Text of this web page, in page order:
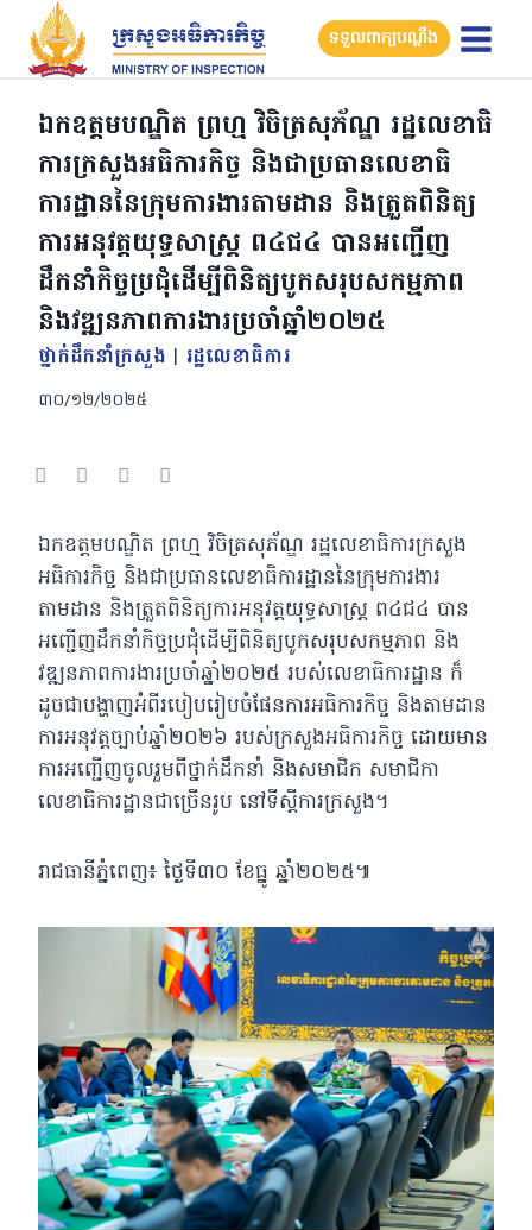
Skip
content
ទទួលពាក្យបណ្តឹង
ឯកឧត្តមបណ្ឌិត ព្រហ្ម វិចិត្រសុភ័ណ្ឌ រដ្ឋលេខាធិ
ការក្រសួងអធិការកិច្ច និងជាប្រធានលេខាធិ
ការដ្ឋាននៃក្រុមការងារតាមដាន និងត្រួតពិនិត្យ
ការអនុវត្តយុទ្ធសាស្រ្ត ព៤ជ៤ បានអញ្ជើញ
ដឹកនាំកិច្ចប្រជុំដើម្បីពិនិត្យបូកសរុបសកម្មភាព
និងវឌ្ឍនភាពការងារប្រចាំឆ្នាំ២០២៥
ថ្នាក់ដឹកនាំក្រសួង | រដ្ឋលេខាធិការ
៣០/១២/២០២៥
ឯកឧត្តមបណ្ឌិត ព្រហ្ម វិចិត្រសុភ័ណ្ឌ រដ្ឋលេខាធិការក្រសួង
អធិការកិច្ច និងជាប្រធានលេខាធិការដ្ឋាននៃក្រុមការងារ
តាមដាន និងត្រួតពិនិត្យការអនុវត្តយុទ្ធសាស្រ្ត ព៤ជ៤ បាន
អញ្ជើញដឹកនាំកិច្ចប្រជុំដើម្បីពិនិត្យបូកសរុបសកម្មភាព និង
វឌ្ឍនភាពការងារប្រចាំឆ្នាំ២០២៥ របស់លេខាធិការដ្ឋាន ក៏
ដូចជាបង្ហាញអំពីរបៀបរៀបចំផែនការអធិការកិច្ច និងតាមដាន
ការអនុវត្តច្បាប់ឆ្នាំ២០២៦ របស់ក្រសួងអធិការកិច្ច ដោយមាន
ការអញ្ជើញចូលរួមពីថ្នាក់ដឹកនាំ និងសមាជិក សមាជិកា
លេខាធិការដ្ឋានជាច្រើនរូប នៅទីស្ដីការក្រសួង។
រាជធានីភ្នំពេញ៖ ថ្ងៃទី៣០ ខែធ្នូ ឆ្នាំ២០២៥៕